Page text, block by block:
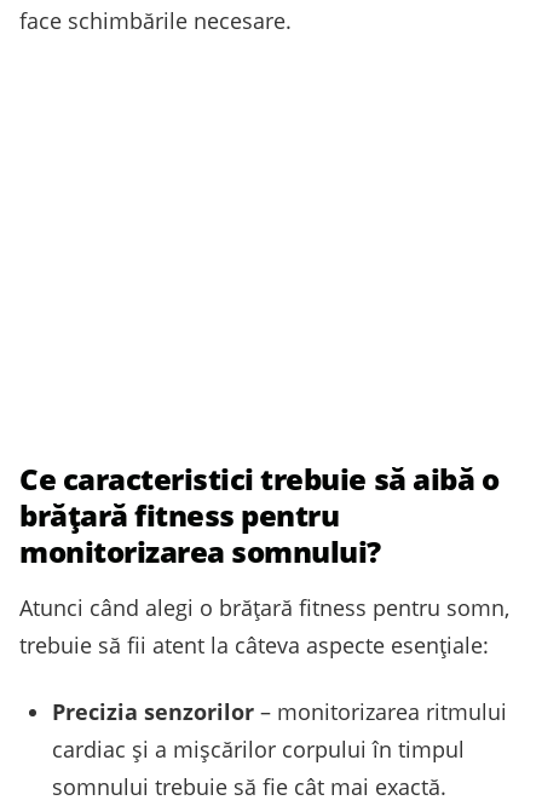
face schimbările necesare.
Ce caracteristici trebuie să aibă o
brățară fitness pentru
monitorizarea somnului?
Atunci când alegi o brățară fitness pentru somn,
trebuie să fii atent la câteva aspecte esențiale:
Precizia senzorilor – monitorizarea ritmului
cardiac și a mișcărilor corpului în timpul
somnului trebuie să fie cât mai exactă.